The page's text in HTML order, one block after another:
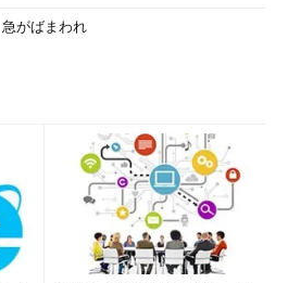
でリモート・デスクトップからのロ
用を禁止する
ップ接続クライアントを新バージョ
る
プ接続クライアントのバージョン
ら「リモート デスクトップ」を許
がばまわれ